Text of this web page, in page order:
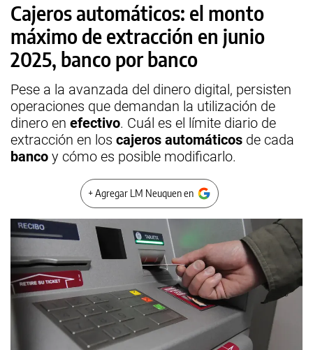
Cajeros automáticos: el monto
máximo de extracción en junio
2025, banco por banco
Pese a la avanzada del dinero digital, persisten
operaciones que demandan la utilización de
dinero en efectivo. Cuál es el límite diario de
extracción en los cajeros automáticos de cada
banco y cómo es posible modificarlo.
+ Agregar LM Neuquen en